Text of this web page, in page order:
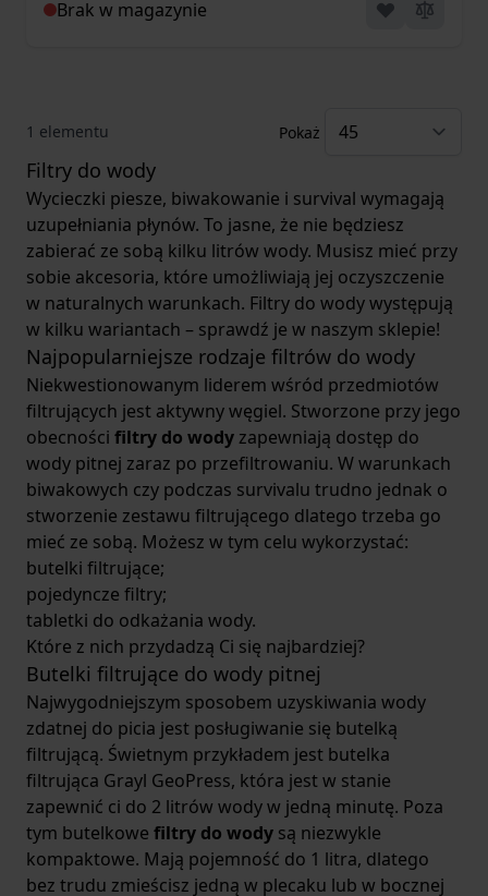
Brak w magazynie
1 elementu Pokaż
Filtry do wody
Wycieczki piesze, biwakowanie i survival wymagają
uzupełniania płynów. To jasne, że nie będziesz
zabierać ze sobą kilku litrów wody. Musisz mieć przy
sobie akcesoria, które umożliwiają jej oczyszczenie
w naturalnych warunkach. Filtry do wody występują
w kilku wariantach – sprawdź je w naszym sklepie!
Najpopularniejsze rodzaje filtrów do wody
Niekwestionowanym liderem wśród przedmiotów
filtrujących jest aktywny węgiel. Stworzone przy jego
obecności filtry do wodyzapewniają dostęp do
wody pitnej zaraz po przefiltrowaniu. W warunkach
biwakowych czy podczas survivalu trudno jednak o
stworzenie zestawu filtrującego dlatego trzeba go
mieć ze sobą. Możesz w tym celu wykorzystać:
butelki filtrujące;
pojedyncze filtry;
tabletki do odkażania wody.
Które z nich przydadzą Ci się najbardziej?
Butelki filtrujące do wody pitnej
Najwygodniejszym sposobem uzyskiwania wody
zdatnej do picia jest posługiwanie się butelką
filtrującą. Świetnym przykładem jest butelka
filtrująca Grayl GeoPress, która jest w stanie
zapewnić ci do 2 litrów wody w jedną minutę. Poza
tym butelkowe filtry do wody są niezwykle
kompaktowe. Mają pojemność do 1 litra, dlatego
bez trudu zmieścisz jedną w plecaku lub w bocznej